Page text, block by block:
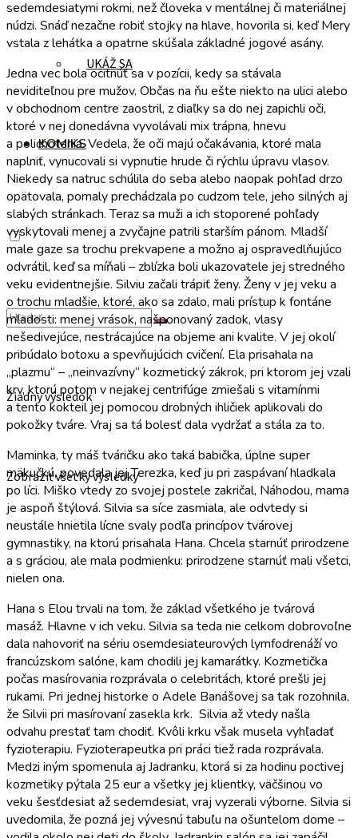
UKÁŽ SA
KOMIKS
Žiadny výsledok
Zobraziť všetky výsledky
sedemdesiatymi rokmi, než človeka v mentálnej či materiálnej
núdzi. Snáď nezačne robiť stojky na hlave, hovorila si, keď Mery
vstala z lehátka a opatrne skúšala základné jogové asány.
Jedna vec bola ocitnúť sa v pozícii, kedy sa stávala
neviditeľnou pre mužov. Občas na ňu ešte niekto na ulici alebo
v obchodnom centre zaostril, z diaľky sa do nej zapichli oči,
ktoré v nej donedávna vyvolávali mix trápna, hnevu
a polichotenia. Vedela, že oči majú očakávania, ktoré mala
naplniť, vynucovali si vypnutie hrude či rýchlu úpravu vlasov.
Niekedy sa natruc schúlila do seba alebo naopak pohľad drzo
opätovala, pomaly prechádzala po cudzom tele, jeho silných aj
slabých stránkach. Teraz sa muži a ich stoporené pohľady
vyskytovali menej a zvyčajne patrili starším pánom. Mladší
male gaze sa trochu prekvapene a možno aj ospravedlňujúco
odvrátil, keď sa míňali – zblízka boli ukazovatele jej stredného
veku evidentnejšie. Silviu začali trápiť ženy. Ženy v jej veku a
o trochu mladšie, ktoré, ako sa zdalo, mali prístup k fontáne
mladosti: menej vrások, našponovaný zadok, vlasy
nešedivejúce, nestrácajúce na objeme ani kvalite. V jej okolí
pribúdalo botoxu a spevňujúcich cvičení. Ela prisahala na
„plazmu“ – „neinvazívny“ kozmetický zákrok, pri ktorom jej vzali
krv, ktorú potom v nejakej centrifúge zmiešali s vitamínmi
a tento kokteil jej pomocou drobných ihličiek aplikovali do
pokožky tváre. Vraj sa tá bolesť dala vydržať a stála za to.
Maminka, ty máš tváričku ako taká babička, úplne super
mäkučkú, povedala jej Terezka, keď ju pri zaspávaní hladkala
po líci. Miško vtedy zo svojej postele zakričal, Náhodou, mama
je aspoň štýlová. Silvia sa síce zasmiala, ale odvtedy si
neustále hnietila lícne svaly podľa princípov tvárovej
gymnastiky, na ktorú prisahala Hana. Chcela starnúť prirodzene
a s gráciou, ale mala podmienku: prirodzene starnúť mali všetci,
nielen ona.
Hana s Elou trvali na tom, že základ všetkého je tvárová
masáž. Hlavne v ich veku. Silvia sa teda nie celkom dobrovoľne
dala nahovoriť na sériu osemdesiateurových lymfodrenáží vo
francúzskom salóne, kam chodili jej kamarátky. Kozmetička
počas masírovania rozprávala o celebritách, ktoré prešli jej
rukami. Pri jednej historke o Adele Banášovej sa tak rozohnila,
že Silvii pri masírovaní zasekla krk. Silvia až vtedy našla
odvahu prestať tam chodiť. Kvôli krku však musela vyhľadať
fyzioterapiu. Fyzioterapeutka pri práci tiež rada rozprávala.
Medzi iným spomenula aj Jadranku, ktorá si za hodinu poctivej
kozmetiky pýtala 25 eur a všetky jej klientky, väčšinou vo
veku šesťdesiat až sedemdesiat, vraj vyzerali výborne. Silvia si
uvedomila, že pozná jej vývesnú tabuľu na ošuntelom dome –